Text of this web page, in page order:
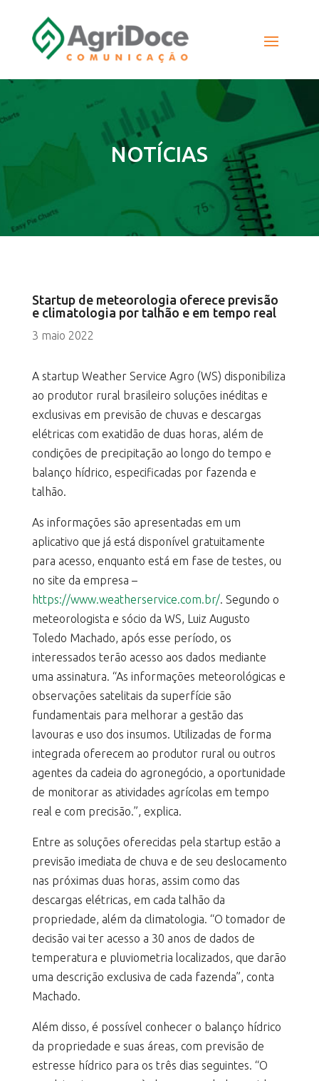
NOTÍCIAS
Startup de meteorologia oferece previsão
e climatologia por talhão e em tempo real
3 maio 2022
A startup Weather Service Agro (WS) disponibiliza
ao produtor rural brasileiro soluções inéditas e
exclusivas em previsão de chuvas e descargas
elétricas com exatidão de duas horas, além de
condições de precipitação ao longo do tempo e
balanço hídrico, especificadas por fazenda e
talhão.
As informações são apresentadas em um
aplicativo que já está disponível gratuitamente
para acesso, enquanto está em fase de testes, ou
no site da empresa –
https://www.weatherservice.com.br/. Segundo o
meteorologista e sócio da WS, Luiz Augusto
Toledo Machado, após esse período, os
interessados terão acesso aos dados mediante
uma assinatura. “As informações meteorológicas e
observações satelitais da superfície são
fundamentais para melhorar a gestão das
lavouras e uso dos insumos. Utilizadas de forma
integrada oferecem ao produtor rural ou outros
agentes da cadeia do agronegócio, a oportunidade
de monitorar as atividades agrícolas em tempo
real e com precisão.”, explica.
Entre as soluções oferecidas pela startup estão a
previsão imediata de chuva e de seu deslocamento
nas próximas duas horas, assim como das
descargas elétricas, em cada talhão da
propriedade, além da climatologia. “O tomador de
decisão vai ter acesso a 30 anos de dados de
temperatura e pluviometria localizados, que darão
uma descrição exclusiva de cada fazenda”, conta
Machado.
Além disso, é possível conhecer o balanço hídrico
da propriedade e suas áreas, com previsão de
estresse hídrico para os três dias seguintes. “O